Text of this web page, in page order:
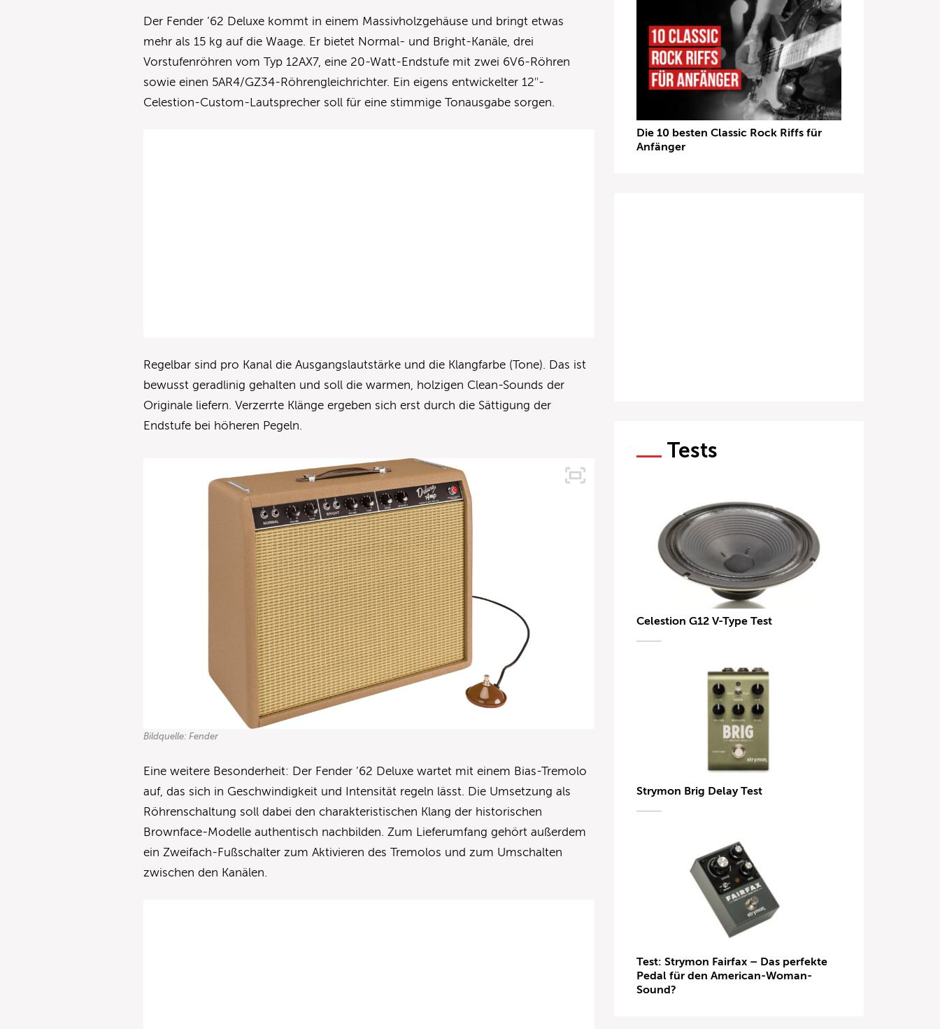
Der Fender ’62 Deluxe kommt in einem Massivholzgehäuse und bringt etwas
mehr als 15 kg auf die Waage. Er bietet Normal- und Bright-Kanäle, drei
Vorstufenröhren vom Typ 12AX7, eine 20-Watt-Endstufe mit zwei 6V6-Röhren
sowie einen 5AR4/GZ34-Röhrengleichrichter. Ein eigens entwickelter 12″-
Celestion-Custom-Lautsprecher soll für eine stimmige Tonausgabe sorgen.
Regelbar sind pro Kanal die Ausgangslautstärke und die Klangfarbe (Tone). Das ist
bewusst geradlinig gehalten und soll die warmen, holzigen Clean-Sounds der
Originale liefern. Verzerrte Klänge ergeben sich erst durch die Sättigung der
Endstufe bei höheren Pegeln.
Bildquelle: Fender
Eine weitere Besonderheit: Der Fender ’62 Deluxe wartet mit einem Bias-Tremolo
auf, das sich in Geschwindigkeit und Intensität regeln lässt. Die Umsetzung als
Röhrenschaltung soll dabei den charakteristischen Klang der historischen
Brownface-Modelle authentisch nachbilden. Zum Lieferumfang gehört außerdem
ein Zweifach-Fußschalter zum Aktivieren des Tremolos und zum Umschalten
zwischen den Kanälen.
Die 10 besten Classic Rock Riffs für
Anfänger
Tests
Celestion G12 V-Type Test
Strymon Brig Delay Test
Test: Strymon Fairfax – Das perfekte
Pedal für den American-Woman-
Sound?